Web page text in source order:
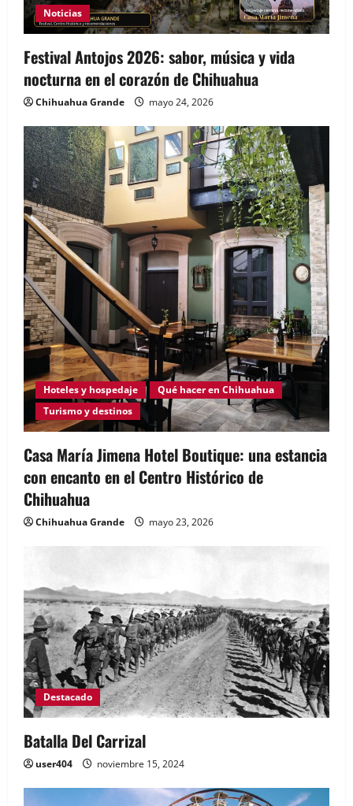
Noticias
Festival Antojos 2026: sabor, música y vida
nocturna en el corazón de Chihuahua
Chihuahua Grande mayo 24, 2026
Hoteles y hospedaje
Qué hacer en Chihuahua
Turismo y destinos
Casa María Jimena Hotel Boutique: una estancia
con encanto en el Centro Histórico de
Chihuahua
Chihuahua Grande mayo 23, 2026
Destacado
Batalla Del Carrizal
user404 noviembre 15, 2024